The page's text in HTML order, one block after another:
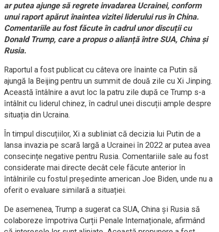
ar putea ajunge să regrete invadarea Ucrainei, conform
unui raport apărut înaintea vizitei liderului rus în China.
Comentariile au fost făcute în cadrul unor discuții cu
Donald Trump, care a propus o alianță între SUA, China și
Rusia.
Raportul a fost publicat cu câteva ore înainte ca Putin să
ajungă la Beijing pentru un summit de două zile cu Xi Jinping.
Această întâlnire a avut loc la patru zile după ce Trump s-a
întâlnit cu liderul chinez, în cadrul unei discuții ample despre
situația din Ucraina.
În timpul discuțiilor, Xi a subliniat că decizia lui Putin de a
lansa invazia pe scară largă a Ucrainei în 2022 ar putea avea
consecințe negative pentru Rusia. Comentariile sale au fost
considerate mai directe decât cele făcute anterior în
întâlnirile cu fostul președinte american Joe Biden, unde nu a
oferit o evaluare similară a situației.
De asemenea, Trump a sugerat ca SUA, China și Rusia să
colaboreze împotriva Curții Penale Internaționale, afirmând